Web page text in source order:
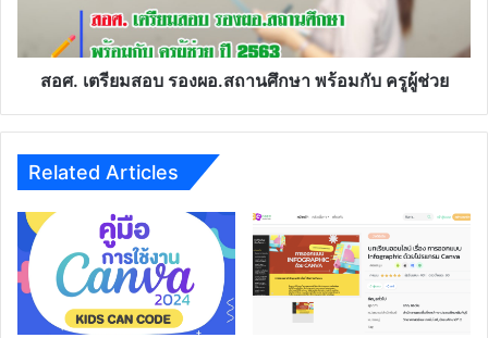
ครู
สอศ. เตรียมสอบ รองผอ.สถานศึกษา พร้อมกับ ครูผู้ช่วย
Related Articles